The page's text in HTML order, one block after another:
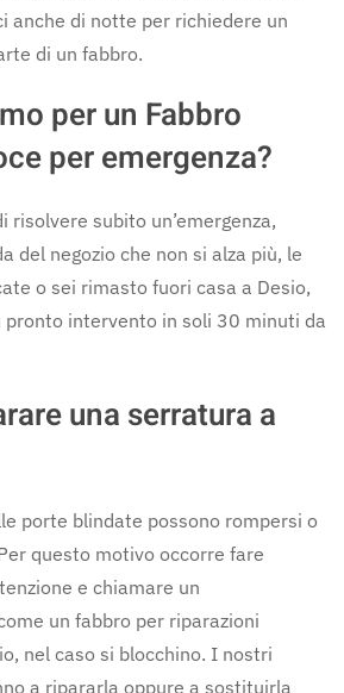
anche di notte per richiedere un
di un fabbro.
per un Fabbro
per emergenza?
risolvere subito un’emergenza,
del negozio che non si alza più, le
o sei rimasto fuori casa a Desio,
pronto intervento in soli 30 minuti da
una serratura a
porte blindate possono rompersi o
questo motivo occorre fare
e chiamare un
un fabbro per riparazioni
nel caso si blocchino. I nostri
a ripararla oppure a sostituirla